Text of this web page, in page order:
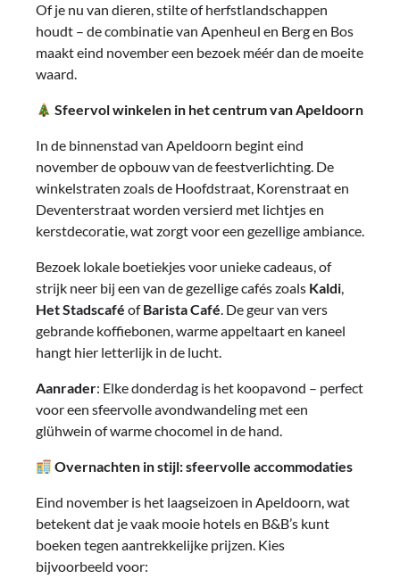
Of je nu van dieren, stilte of herfstlandschappen
houdt – de combinatie van Apenheul en Berg en Bos
maakt eind november een bezoek méér dan de moeite
waard.
Sfeervol winkelen in het centrum van Apeldoorn
In de binnenstad van Apeldoorn begint eind
november de opbouw van de feestverlichting. De
winkelstraten zoals de Hoofdstraat, Korenstraat en
Deventerstraat worden versierd met lichtjes en
kerstdecoratie, wat zorgt voor een gezellige ambiance.
Bezoek lokale boetiekjes voor unieke cadeaus, of
strijk neer bij een van de gezellige cafés zoals Kaldi,
Het Stadscafé ofBarista Café. De geur van vers
gebrande koffiebonen, warme appeltaart en kaneel
hangt hier letterlijk in de lucht.
Aanrader: Elke donderdag is het koopavond – perfect
voor een sfeervolle avondwandeling met een
glühwein of warme chocomel in de hand.
Overnachten in stijl: sfeervolle accommodaties
Eind november is het laagseizoen in Apeldoorn, wat
betekent dat je vaak mooie hotels en B&B’s kunt
boeken tegen aantrekkelijke prijzen. Kies
bijvoorbeeld voor: